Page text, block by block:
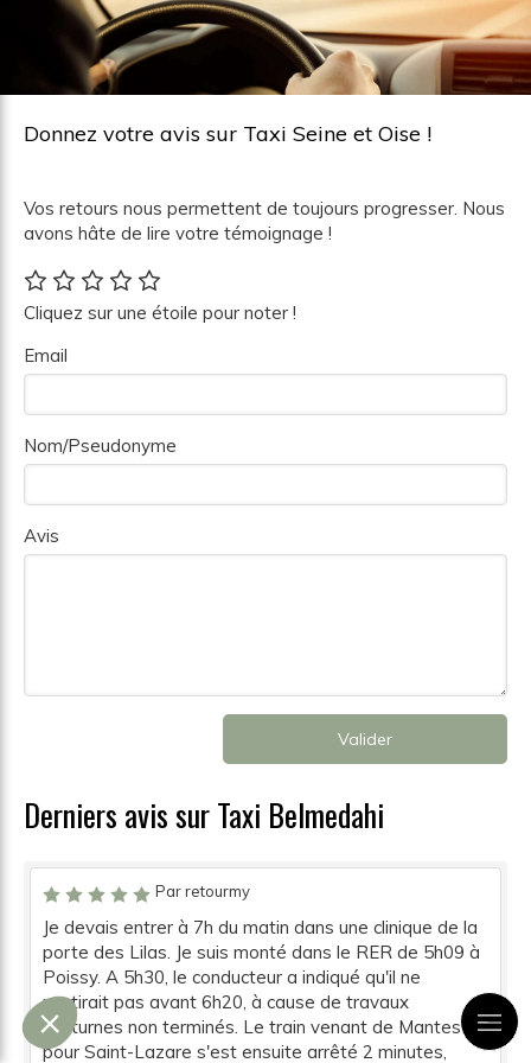
Donnez votre avis sur Taxi Seine et Oise !
Vos retours nous permettent de toujours progresser. Nous
avons hâte de lire votre témoignage !
Cliquez sur une étoile pour noter !
Email
Nom/Pseudonyme
Avis
Valider
Derniers avis sur Taxi Belmedahi
Par retourmy
Je devais entrer à 7h du matin dans une clinique de la
porte des Lilas. Je suis monté dans le RER de 5h09 à
Poissy. A 5h30, le conducteur a indiqué qu'il ne
partirait pas avant 6h20, à cause de travaux
nocturnes non terminés. Le train venant de Mantes
pour Saint-Lazare s'est ensuite arrêté 2 minutes,